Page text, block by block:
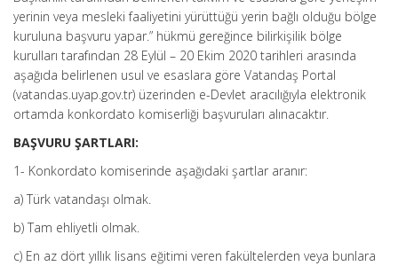
yerinin veya mesleki faaliyetini yürüttüğü yerin bağlı olduğu bölge
kuruluna başvuru yapar.” hükmü gereğince bilirkişilik bölge
kurulları tarafından 28 Eylül – 20 Ekim 2020 tarihleri arasında
aşağıda belirlenen usul ve esaslara göre Vatandaş Portal
(vatandas.uyap.gov.tr) üzerinden e-Devlet aracılığıyla elektronik
ortamda konkordato komiserliği başvuruları alınacaktır.
BAŞVURU ŞARTLARI:
1- Konkordato komiserinde aşağıdaki şartlar aranır:
a) Türk vatandaşı olmak.
b) Tam ehliyetli olmak.
c) En az dört yıllık lisans eğitimi veren fakültelerden veya bunlara